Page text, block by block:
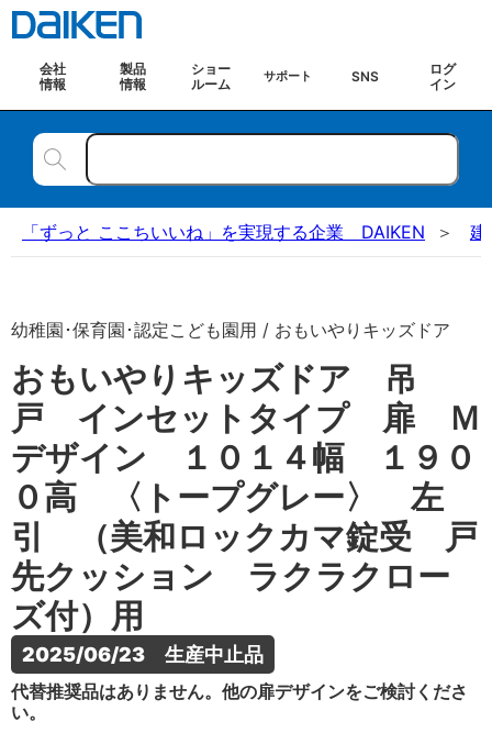
会社
情報
製品
情報
ショー
ルーム
サポート SNS
ログ
イン
「ずっと ここちいいね」を実現する企業 DAIKEN 建
幼稚園･保育園･認定こども園用 / おもいやりキッズドア
おもいやりキッズドア 吊
戸 インセットタイプ 扉 Ｍ
デザイン １０１４幅 １９０
０高 〈トープグレー〉 左
引 （美和ロックカマ錠受 戸
先クッション ラクラクロー
ズ付）用
2025/06/23　生産中止品
代替推奨品はありません。他の扉デザインをご検討くださ
い。